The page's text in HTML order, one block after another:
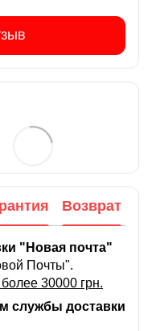
Возврат
"Новая почта"
Почты".
30000 грн.
службы доставки